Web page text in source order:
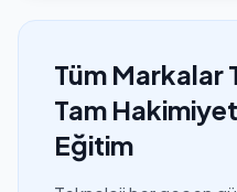
Tüm Markalar
Tam
Eğitim